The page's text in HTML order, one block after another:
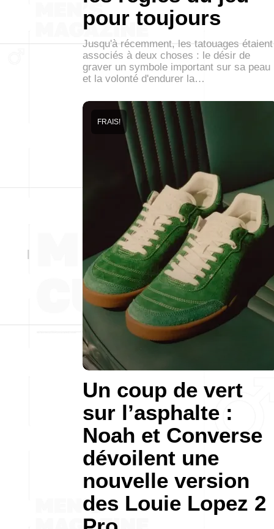
pour toujours
Jusqu'à récemment, les tatouages étaient
associés à deux choses : le désir de
graver un symbole important sur sa peau
et la volonté d'endurer la…
Un coup de vert
sur l’asphalte :
Noah et Converse
dévoilent une
nouvelle version
des Louie Lopez 2
FRAIS!